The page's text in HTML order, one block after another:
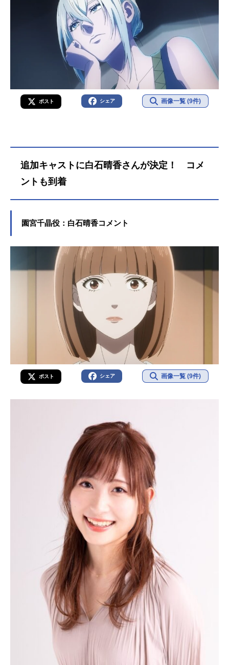
ポスト シェア 画像一覧 (9件)
追加キャストに白石晴香さんが決定！ コメ
ントも到着
園宮千晶役：白石晴香コメント
ポスト シェア 画像一覧 (9件)